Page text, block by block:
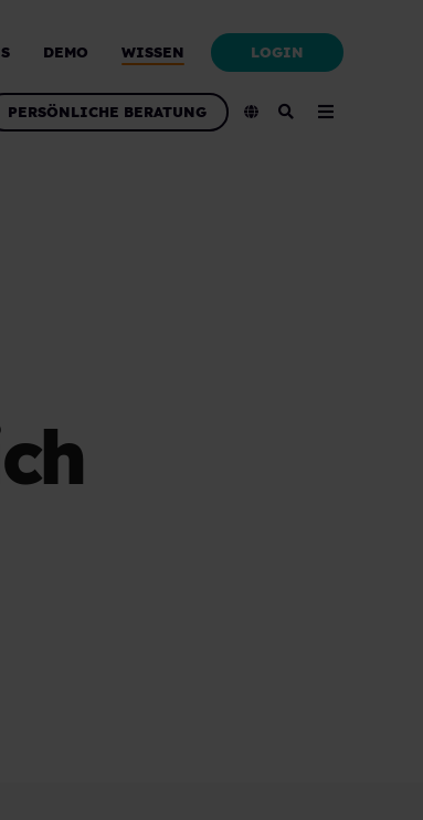
DEMO WISSEN LOGIN
PERSÖNLICHE BERATUNG